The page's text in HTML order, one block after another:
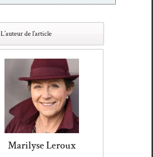
L’au­teur de l’article
Marilyse Leroux